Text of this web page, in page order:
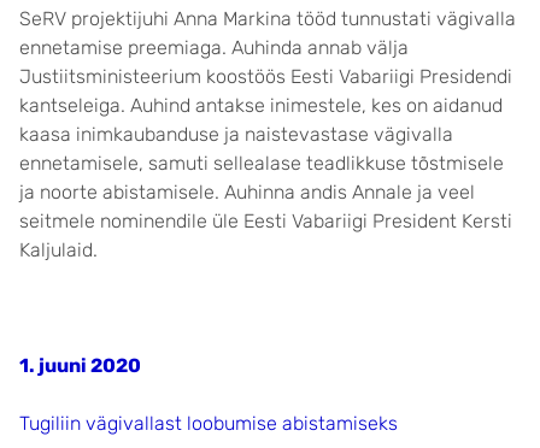
SeRV projektijuhi Anna Markina tööd tunnustati vägivalla
ennetamise preemiaga. Auhinda annab välja
Justiitsministeerium koostöös Eesti Vabariigi Presidendi
kantseleiga. Auhind antakse inimestele, kes on aidanud
kaasa inimkaubanduse ja naistevastase vägivalla
ennetamisele, samuti sellealase teadlikkuse tõstmisele
ja noorte abistamisele. Auhinna andis Annale ja veel
seitmele nominendile üle Eesti Vabariigi President Kersti
Kaljulaid.
1. juuni 2020
Tugiliin vägivallast loobumise abistamiseks